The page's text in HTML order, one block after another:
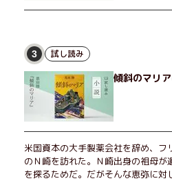
3 試し読み
傾斜のマリ
米国資本の大手製薬会社を辞め、フ
のＮ崎を訪れた。Ｎ崎出身の祖母
を探るためだ。だがそんな恵弥に対